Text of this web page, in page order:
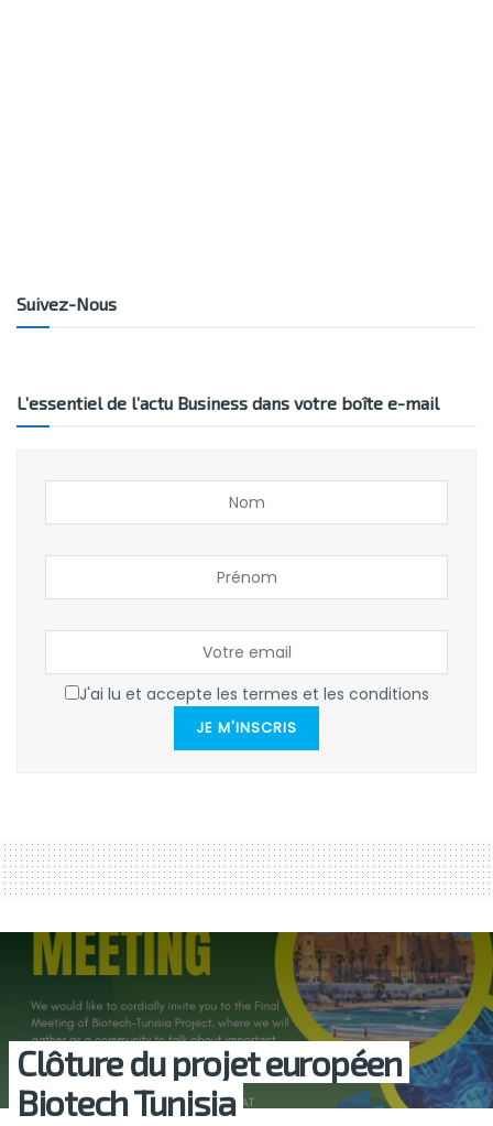
Suivez-Nous
L’essentiel de l’actu Business dans votre boîte e-mail
J'ai lu et accepte les termes et les conditions
JE M'INSCRIS
Clôture du projet européen
Biotech Tunisia